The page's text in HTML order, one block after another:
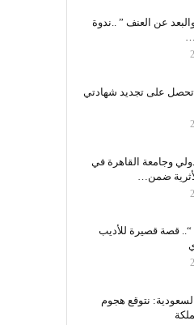
عن العنف ” ..ندوة
تحصل على تجديد شهادتي
وجامعة القاهرة في
ضمن…
قصة قصيرة للأديب
نتوقع هجوم